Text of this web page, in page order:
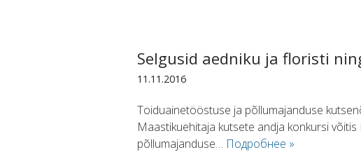
Selgusid aedniku ja floristi
11.11.2016
Toiduainetööstuse ja põllumajanduse
Maastikuehitaja kutsete andja konkursi
põllumajanduse… Подробнее »